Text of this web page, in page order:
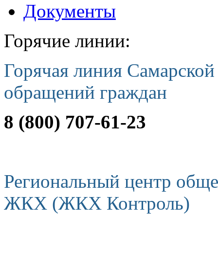
Документы
Горячие линии:
Горячая линия
обращений граждан
8 (800) 707-61-23
Региональный центр
ЖКХ (ЖКХ Контроль)